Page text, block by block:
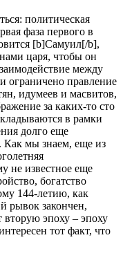
политическая
фаза первого в
[b]Самуил[/b],
царя, чтобы он
между
ограничено правление
идумеев и масвитов,
за каких-то сто
в рамки
долго еще
Как мы знаем, еще из
не известное еще
богатство
144-летию, как
рывок закончен,
вторую эпоху – эпоху
тот факт, что